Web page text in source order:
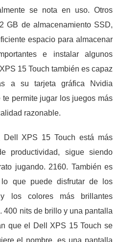
se nota en uso. Otros
GB de almacenamiento SSD,
espacio para almacenar
e instalar algunos
15 Touch también es capaz
a su tarjeta gráfica Nvidia
permite jugar los juegos más
razonable.
XPS 15 Touch está más
productividad, sigue siendo
jugando. 2160. También es
que puede disfrutar de los
los colores más brillantes
400 nits de brillo y una pantalla
que el Dell XPS 15 Touch se
el nombre, es una pantalla